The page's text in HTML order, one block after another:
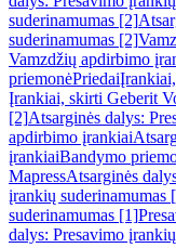
suderinamumas [2]
suderinamumas [2]
Vamzdžių apdirbimo
priemonėPriedai
Įrankiai, skirti Geberit
[2]Atsarginės dalys:
apdirbimo įrankiai
įrankiaiBandymo
MapressAtsarginės
įrankių suderinamumas
suderinamumas [1]
dalys: Presavimo